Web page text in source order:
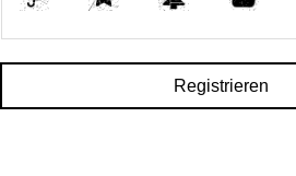
Registrieren